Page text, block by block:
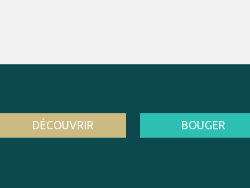
DÉCOUVRIR BOUGER